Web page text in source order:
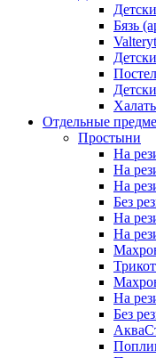
Бязь
Отдельные
Простыни
На
На
На
Без
На
На
На
Без